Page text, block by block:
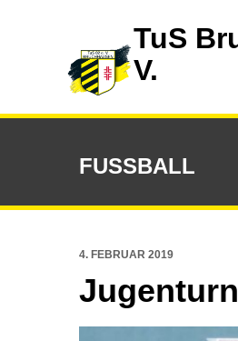
TuS
V.
FUSSBALL
4. FEBRUAR 2019